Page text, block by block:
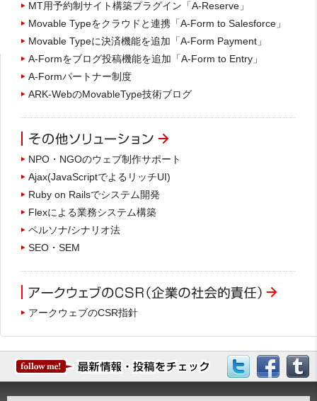
MT用予約制サイト構築プラグイン「A-Reserve」
Movable Typeをクラウドと連携「A-Form to Salesforce」
Movable Typeに決済機能を追加「A-Form Payment」
A-Formをブログ投稿機能を追加「A-Form to Entry」
A-Formパートナー制度
ARK-WebのMovableType技術ブログ
NPO・NGOのウェブ制作サポート
Ajax(JavaScriptでよるリッチUI)
Ruby on Railsでシステム開発
Flexによる業務システム構築
ペルソナ/シナリオ法
SEO・SEM
アークウェブのCSR指針